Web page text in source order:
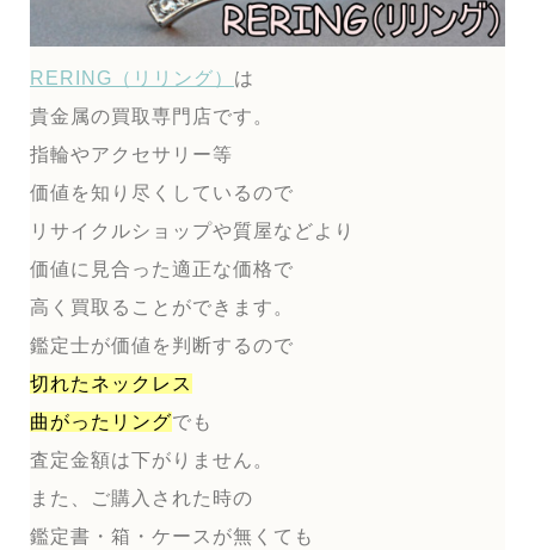
RERING（リリング） は
貴金属の買取専門店です。
指輪やアクセサリー等
価値を知り尽くしているので
リサイクルショップや質屋などより
価値に見合った適正な価格で
高く買取ることができます。
鑑定士が価値を判断するので
切れたネックレス
曲がったリングでも
査定金額は下がりません。
また、ご購入された時の
鑑定書・箱・ケースが無くても